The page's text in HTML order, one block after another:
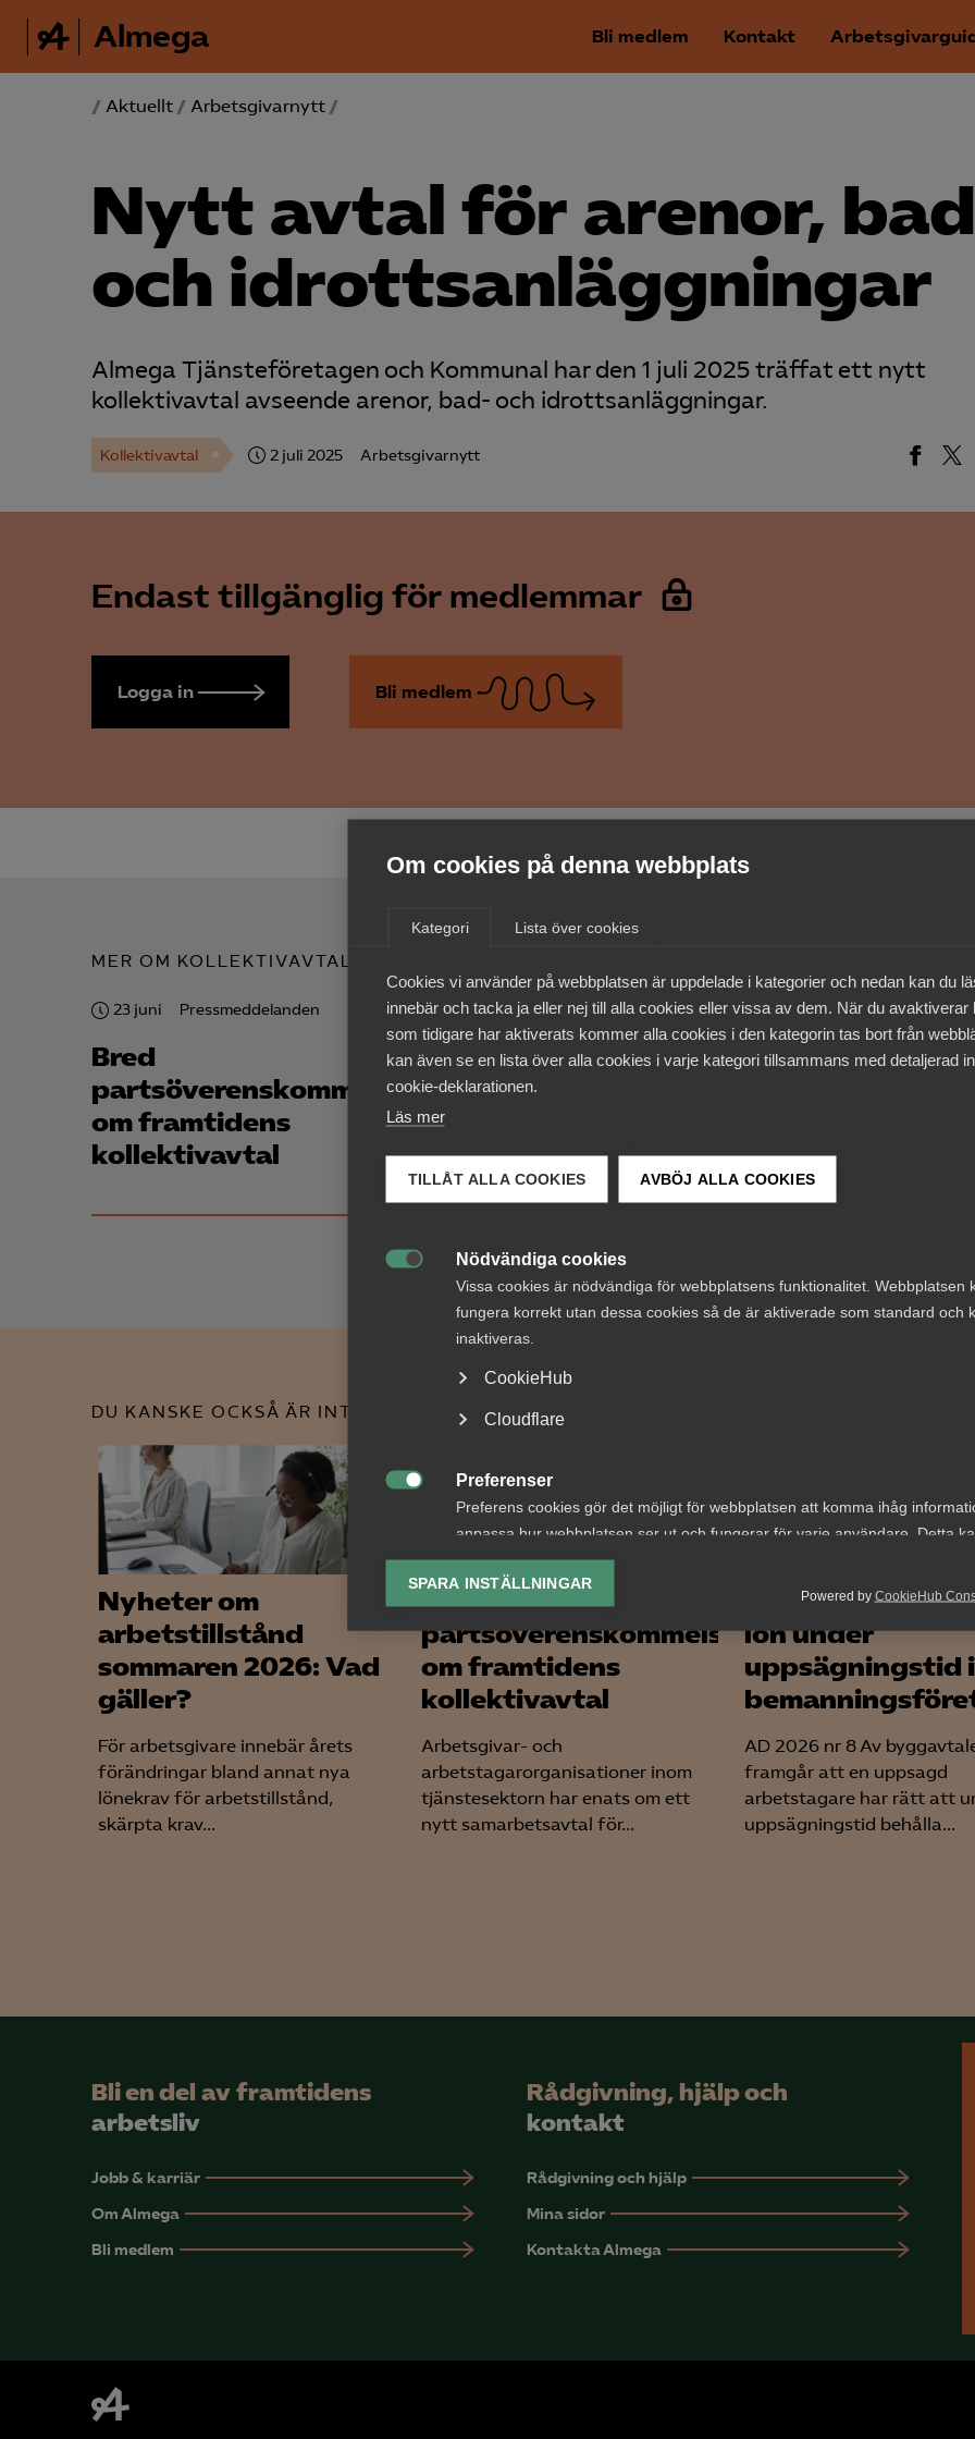
Om cookies på denna webbplats
Kategori Lista över cookies
Cookies vi använder på webbplatsen är uppdelade i kategorier och nedan kan du
innebär och tacka ja eller nej till alla cookies eller vissa av dem. När du avaktiverar
som tidigare har aktiverats kommer alla cookies i den kategorin tas bort från
kan även se en lista över alla cookies i varje kategori tillsammans med detaljerad
cookie-deklarationen.
Läs mer
TILLÅT ALLA COOKIES AVBÖJ ALLA COOKIES
Nödvändiga cookies
Vissa cookies är nödvändiga för webbplatsens funktionalitet. Webbplatsen
fungera korrekt utan dessa cookies så de är aktiverade som standard och
inaktiveras.
CookieHub
Cloudflare
Preferenser
Preferens cookies gör det möjligt för webbplatsen att komma ihåg
anpassa hur webbplatsen ser ut och fungerar för varje användare. Detta
lagring av vald valuta, region, språk eller färgschema.

Analys-cookies
Analyseringscookies hjälper oss förbättra webbplatsen genom att samla
information om hur den används.
Google Analytics
Microsoft Clarity
Marknadsförings-cookies
Marknadsförings-cookies används för att spåra gester på olika webbplatser
Microsoft Ads
Powered by CookieHub
SPARA INSTÄLLNINGAR
Almega Bli medlem Kontakt
/ Aktuellt / Arbetsgivarnytt /
Nytt avtal för arenor,
och idrottsanläggningar
Almega Tjänsteföretagen och Kommunal har den 1 juli 2025 träffat ett nytt
kollektivavtal avseende arenor, bad- och idrottsanläggningar.
Kollektivavtal 2 juli 2025 Arbetsgivarnytt
Endast tillgänglig för medlemmar
Logga in Bli medlem
MER OM KOLLEKTIVAVTAL
23 juni Pressmeddelanden
Bred
partsöverenskommelse
om framtidens
kollektivavtal
20 april Artiklar
Riskabelt att använda
generella AI-chattar
för arbetsrättslig
rådgivning
15 mars Artiklar
Kollektivavtal –
DU KANSKE OCKSÅ ÄR INTRESSERAD AV DETTA?
Nyheter om
arbetstillstånd
sommaren 2026: Vad
gäller?
För arbetsgivare innebär årets
förändringar bland annat nya
lönekrav för arbetstillstånd,
skärpta krav...
Bred
partsöverenskommelse
om framtidens
kollektivavtal
Arbetsgivar- och
arbetstagarorganisationer inom
tjänstesektorn har enats om ett
nytt samarbetsavtal för...
Tvist om
lön under
uppsägningstid i
AD 2026 nr 8 Av
framgår att en uppsagd
arbetstagare har rätt att
uppsägningstid behålla...
Bli en del av framtidens
arbetsliv
Jobb & karriär
Om Almega
Bli medlem
Rådgivning, hjälp och
kontakt
Rådgivning och hjälp
Mina sidor
Kontakta Almega